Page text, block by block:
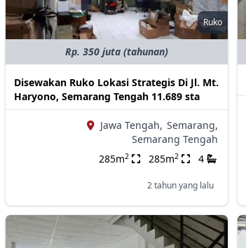
Ruko
Rp. 350 juta (tahunan)
Disewakan Ruko Lokasi Strategis Di Jl. Mt.
Haryono, Semarang Tengah 11.689 sta
Jawa Tengah, Semarang,
Semarang Tengah
285m2 285m2 4
2 tahun yang lalu